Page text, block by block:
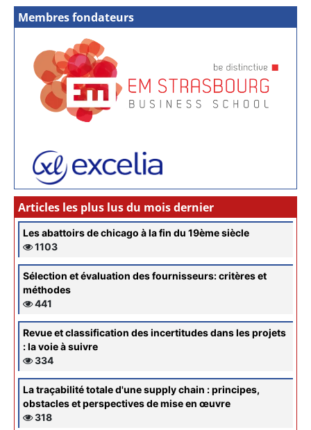
Membres fondateurs
Articles les plus lus du mois dernier
Les abattoirs de chicago à la fin du 19ème siècle
1103
Sélection et évaluation des fournisseurs: critères et
méthodes
441
Revue et classification des incertitudes dans les projets
: la voie à suivre
334
La traçabilité totale d'une supply chain : principes,
obstacles et perspectives de mise en œuvre
318